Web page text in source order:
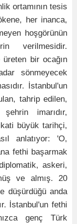
ortamının tesis
her inanca,
hoşgörünün
verilmesidir.
bir ocağın
sönmeyecek
İstanbul'un
tahrip edilen,
imarıdır,
büyük tarihçi,
anlatıyor: 'O,
fethi başarmak
askeri,
ve almış. 20
düşürdüğü anda
İstanbul'un fethi
genç Türk